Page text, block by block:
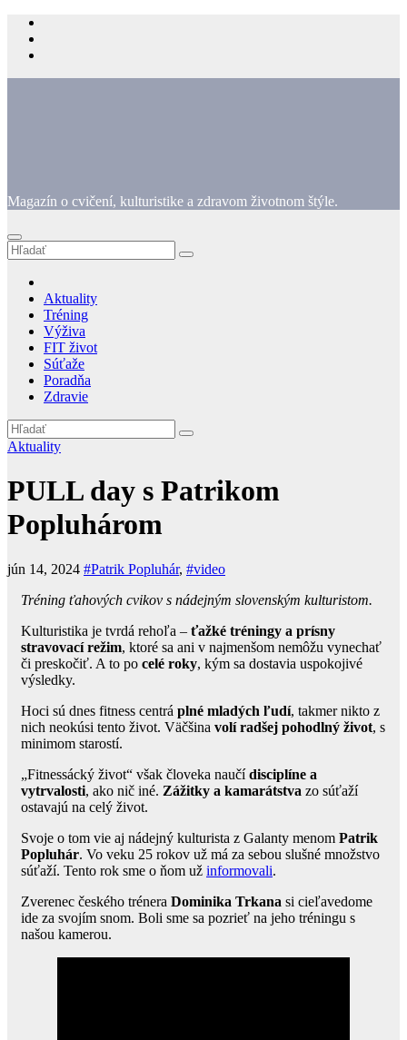
Prejsť
obsah
Magazín o cvičení, kulturistike a zdravom životnom štýle.
Aktuality
Tréning
Výživa
FIT život
Súťaže
Poradňa
Zdravie
Aktuality
PULL day s Patrikom
Popluhárom
jún 14, 2024 #Patrik Popluhár, #video
Tréning ťahových cvikov s nádejným slovenským kulturistom.
Kulturistika je tvrdá rehoľa – ťažké tréningy a prísny
stravovací režim, ktoré sa ani v najmenšom nemôžu vynechať
či preskočiť. A to po celé roky, kým sa dostavia uspokojivé
výsledky.
Hoci sú dnes fitness centrá plné mladých ľudí, takmer nikto z
nich neokúsi tento život. Väčšina volí radšej pohodlný život, s
minimom starostí.
„Fitnessácký život“ však človeka naučídisciplíne a
vytrvalosti, ako nič iné. Zážitky a kamarátstva zo súťaží
ostavajú na celý život.
Svoje o tom vie aj nádejný kulturista z Galanty menom Patrik
Popluhár. Vo veku 25 rokov už má za sebou slušné množstvo
súťaží. Tento rok sme o ňom už informovali.
Zverenec českého trénera Dominika Trkana si cieľavedome
ide za svojím snom. Boli sme sa pozrieť na jeho tréningu s
našou kamerou.